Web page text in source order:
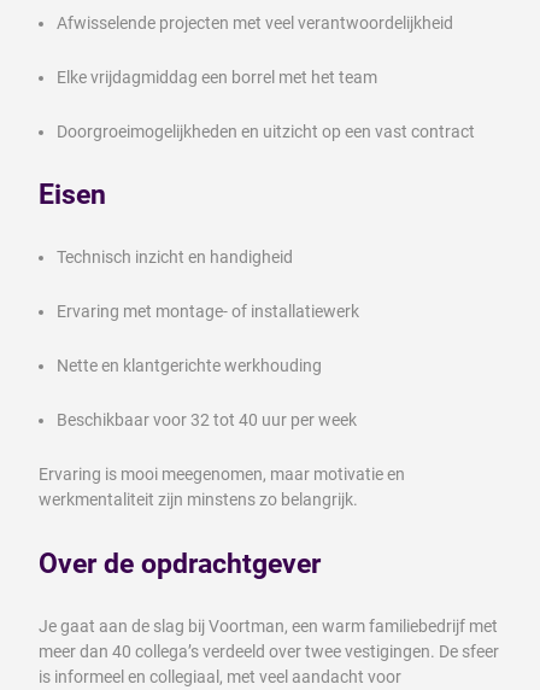
Afwisselende projecten met veel verantwoordelijkheid
Elke vrijdagmiddag een borrel met het team
Doorgroeimogelijkheden en uitzicht op een vast contract
Eisen
Technisch inzicht en handigheid
Ervaring met montage- of installatiewerk
Nette en klantgerichte werkhouding
Beschikbaar voor 32 tot 40 uur per week
Ervaring is mooi meegenomen, maar motivatie en
werkmentaliteit zijn minstens zo belangrijk.
Over de opdrachtgever
Je gaat aan de slag bij Voortman, een warm familiebedrijf met
meer dan 40 collega’s verdeeld over twee vestigingen. De sfeer
is informeel en collegiaal, met veel aandacht voor